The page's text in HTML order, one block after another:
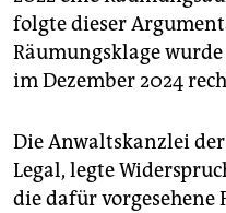
folgte dieser
Räumungsklage
im Dezember 2024
Die Anwaltskanzlei
Legal, legte
die dafür vorgesehene